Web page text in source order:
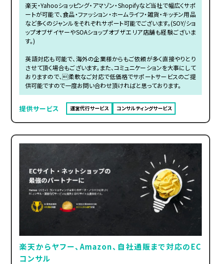
楽天・Yahooショッピング・アマゾン・Shopifyなど当社で幅広くサポ
ートが可能で、食品・ファッション・ホームライフ・雑貨・キッチン用品
など多くのジャンルをそれぞれサポート可能でございます。(SOY/ショ
ップオブザイヤーやSOAショップオブザエリア店舗も経験ございま
す。)
英語対応も可能で、海外の企業様からもご依頼が多く直接やりとり
させて頂く場合もございます。また、コミュニケーションを大事にして
おりますので、柔軟なご対応で低価格でサポートサービスのご提
供可能ですので一度お問い合わせ頂ければと思っております。
提供サービス 運営代行サービス コンサルティングサービス
楽天からヤフー、Amazon、自社通販まで対応のEC
コンサル